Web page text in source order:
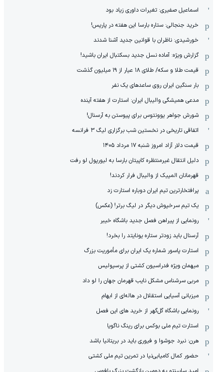
اسماعیل صفیری: تغیرات داوری زیاد بود
خرید جنجالی: ستاره بارسا این هفته در پاریس!
خورشیدی: ناظران با قوانین جدید آشنا شدند
گزارش ویژه‌: آماده نسل جدید بسکتبال ایران باشید!
قیمت طلا و سکه/ طلای ۱۸ عیار از ۱۹ میلیون گذشت
بار سنگین ایران روی ساعدهای یک نفر
مدعی همیشگی والیبال ایران: استارت از هفته آینده
شورش جواهر یوونتوس برای پیوستن به آرسنال!
اتفاقی تاریخی در نخستین شب برگزاری لیگ ۳ فرانسه
قیمت دلار آزاد امروز شنبه ۱۷ مرداد ۱۴۰۵
دلیل انتقال غیرمنتظره کاپیتان بارسا به لیورپول لو رفت
قهرمانان المپیک از والیبال فرار کردند!
پرافتخارترین تیم ایران دوباره استارت زد
یک تیم سرخپوش دیگر در لیگ برتر! (عکس)
رونمایی از پیراهن فصل جدید باشگاه خیبر
آرسنال باید زودتر ستاره یونایتد را بخرد!
استارت پاسور شماره یک ایران برای مأموریت بزرگ
میهمان ویژه فدراسیون کشتی از پرسپولیس
مربی سرشناس مشکل نایب قهرمان جهان را لو داد
میزبانی آسیایی استقلال در هاله‌ای از ابهام
رونمایی باشگاه گل‌گهر از خرید های این فصل
استارت تیم ملی بوکس برای رینگ ناگویا
هرن: نبرد جوشوا و فیوری باید در بریتانیا باشد
حضور کمال کامیابی‌نیا در تمرین تیم ملی کشتی